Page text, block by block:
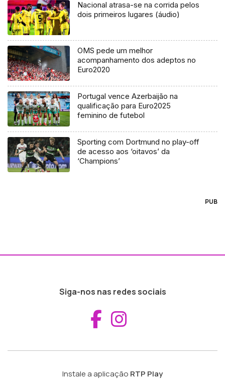
Nacional atrasa-se na corrida pelos
dois primeiros lugares (áudio)
OMS pede um melhor
acompanhamento dos adeptos no
Euro2020
Portugal vence Azerbaijão na
qualificação para Euro2025
feminino de futebol
Sporting com Dortmund no play-off
de acesso aos ‘oitavos’ da
‘Champions’
PUB
Siga-nos nas redes sociais
Aceder ao
Instale a aplicação RTP Play